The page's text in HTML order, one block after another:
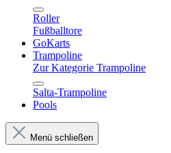
Roller
Fußballtore
GoKarts
Trampoline
Zur Kategorie Trampoline
Salta-Trampoline
Pools
Menü schließen